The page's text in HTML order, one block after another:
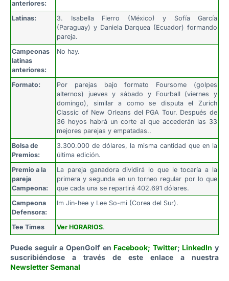
anteriores:
Latinas:
3. Isabella Fierro (México) y Sofía García
(Paraguay) y Daniela Darquea (Ecuador) formando
pareja.
Campeonas
latinas
anteriores:
No hay.
Formato:
Por parejas bajo formato Foursome (golpes
alternos) jueves y sábado y Fourball (viernes y
domingo), similar a como se disputa el Zurich
Classic of New Orleans del PGA Tour. Después de
36 hoyos habrá un corte al que accederán las 33
mejores parejas y empatadas..
Bolsa de
Premios:
3.300.000 de dólares, la misma cantidad que en la
última edición.
Premio a la
pareja
Campeona:
La pareja ganadora dividirá lo que le tocaría a la
primera y segunda en un torneo regular por lo que
que cada una se repartirá 402.691 dólares.
Campeona
Defensora:
Im Jin-hee y Lee So-mi (Corea del Sur).
Tee Times Ver HORARIOS.
Puede seguir a OpenGolf en Facebook; Twitter; LinkedIn y
suscribiéndose a través de este enlace a nuestra
Newsletter Semanal